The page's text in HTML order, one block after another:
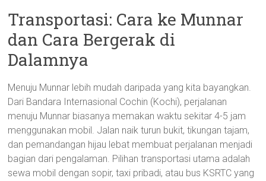
Transportasi: Cara ke Munnar
dan Cara Bergerak di
Dalamnya
Menuju Munnar lebih mudah daripada yang kita bayangkan.
Dari Bandara Internasional Cochin (Kochi), perjalanan
menuju Munnar biasanya memakan waktu sekitar 4-5 jam
menggunakan mobil. Jalan naik turun bukit, tikungan tajam,
dan pemandangan hijau lebat membuat perjalanan menjadi
bagian dari pengalaman. Pilihan transportasi utama adalah
sewa mobil dengan sopir, taxi pribadi, atau bus KSRTC yang